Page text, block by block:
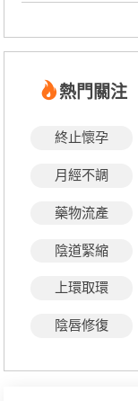
熱門關注
終止懷孕
月經不調
藥物流產
陰道緊縮
上環取環
陰唇修復